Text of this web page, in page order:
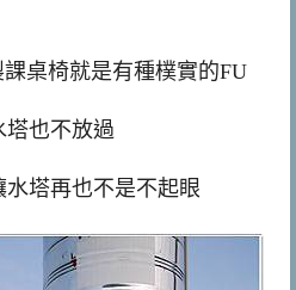
桌椅就是有種樸實的FU
塔也不放過
塔再也不是不起眼